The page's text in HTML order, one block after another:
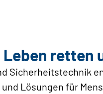
retten
Sicherheitstechnik
Lösungen für